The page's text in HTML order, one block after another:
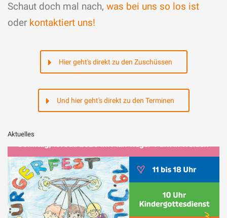
Schaut doch mal nach, was bei uns so los ist
oder kontaktiert uns!
Hier geht's direkt zu den Zuschüssen
Und hier geht's direkt zu den Terminen
Aktuelles